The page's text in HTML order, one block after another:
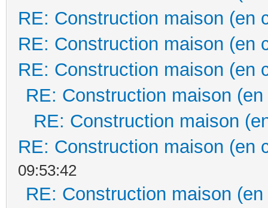
RE: Construction maison (en
RE: Construction maison (en
RE: Construction maison (en
RE: Construction maison
RE: Construction maison
RE: Construction maison (en
09:53:42
RE: Construction maison